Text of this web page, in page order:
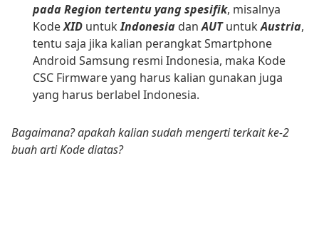
pada Region tertentu yang spesifik, misalnya
KodeXID untukIndonesia danAUTuntukAustria,
tentu saja jika kalian perangkat Smartphone
Android Samsung resmi Indonesia, maka Kode
CSC Firmware yang harus kalian gunakan juga
yang harus berlabel Indonesia.
Bagaimana? apakah kalian sudah mengerti terkait ke-2
buah arti Kode diatas?